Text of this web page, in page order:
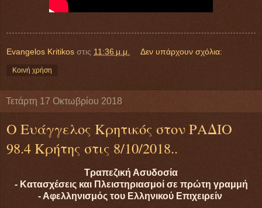
Evangelos Kritikos στις 11:36 μ.μ. Δεν υπάρχουν σχόλια:
Κοινή χρήση
Τετάρτη 17 Οκτωβρίου 2018
Ο Ευάγγελος Κρητικός στον ΡΑΔΙΟ
98.4 Κρήτης στις 8/10/2018..
Τραπεζική Ασυδοσία
- Κατασχέσεις και Πλειστηριασμοί σε πρώτη γραμμή
- Αφελληνισμός του Ελληνικού Επιχειρείν